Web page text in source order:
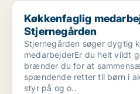
Køkkenfaglig medarbejder til
Køkkenfaglig
Stjernegården
Stjernegården søger dygtig
medarbejderEr du helt vildt
brænder du for at
spændende retter til børn i
styr på og o..